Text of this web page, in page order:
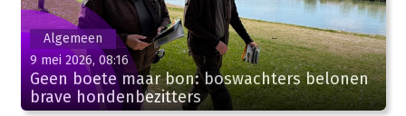
Algemeen
9 mei 2026, 08:16
Geen boete maar bon: boswachters belonen
brave hondenbezitters